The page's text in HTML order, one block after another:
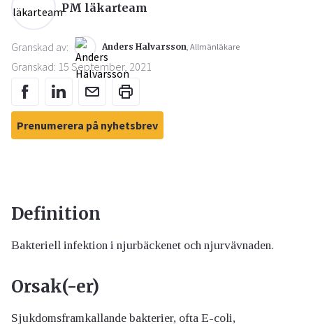
PM läkarteam
Granskad av: Anders Halvarsson, Allmänläkare
Granskad: 15 September, 2021
Prenumerera på nyhetsbrev
Definition
Bakteriell infektion i njurbäckenet och njurvävnaden.
Orsak(-er)
Sjukdomsframkallande bakterier, ofta E-coli,